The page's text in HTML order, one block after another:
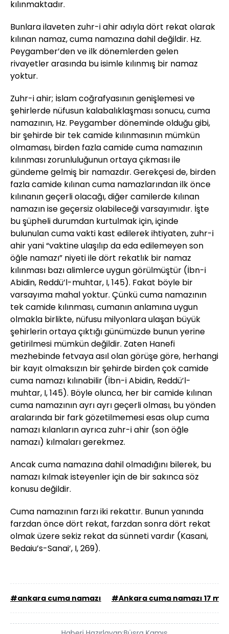
kılınmaktadır.
Bunlara ilaveten zuhr-i ahir adıyla dört rekat olarak
kılınan namaz, cuma namazına dahil değildir. Hz.
Peygamber’den ve ilk dönemlerden gelen
rivayetler arasında bu isimle kılınmış bir namaz
yoktur.
Zuhr-i ahir; İslam coğrafyasının genişlemesi ve
şehirlerde nüfusun kalabalıklaşması sonucu, cuma
namazının, Hz. Peygamber döneminde olduğu gibi,
bir şehirde bir tek camide kılınmasının mümkün
olmaması, birden fazla camide cuma namazının
kılınması zorunluluğunun ortaya çıkması ile
gündeme gelmiş bir namazdır. Gerekçesi de, birden
fazla camide kılınan cuma namazlarından ilk önce
kılınanın geçerli olacağı, diğer camilerde kılınan
namazın ise geçersiz olabileceği varsayımıdır. İşte
bu şüpheli durumdan kurtulmak için, içinde
bulunulan cuma vakti kast edilerek ihtiyaten, zuhr-i
ahir yani “vaktine ulaşılıp da eda edilemeyen son
öğle namazı” niyeti ile dört rekatlık bir namaz
kılınması bazı alimlerce uygun görülmüştür (İbn-i
Abidin, Reddü’l-muhtar, I, 145). Fakat böyle bir
varsayıma mahal yoktur. Çünkü cuma namazının
tek camide kılınması, cumanın anlamına uygun
olmakla birlikte, nüfusu milyonlara ulaşan büyük
şehirlerin ortaya çıktığı günümüzde bunun yerine
getirilmesi mümkün değildir. Zaten Hanefi
mezhebinde fetvaya asıl olan görüşe göre, herhangi
bir kayıt olmaksızın bir şehirde birden çok camide
cuma namazı kılınabilir (İbn-i Abidin, Reddü’l-
muhtar, I, 145). Böyle olunca, her bir camide kılınan
cuma namazının ayrı ayrı geçerli olması, bu yönden
aralarında bir fark gözetilmemesi esas olup cuma
namazı kılanların ayrıca zuhr-i ahir (son öğle
namazı) kılmaları gerekmez.
Ancak cuma namazına dahil olmadığını bilerek, bu
namazı kılmak isteyenler için de bir sakınca söz
konusu değildir.
Cuma namazının farzı iki rekattır. Bunun yanında
farzdan önce dört rekat, farzdan sonra dört rekat
olmak üzere sekiz rekat da sünneti vardır (Kasani,
Bedaiu’s-Sanai’, I, 269).
#ankara cuma namazı #Ankara cuma namazı 17